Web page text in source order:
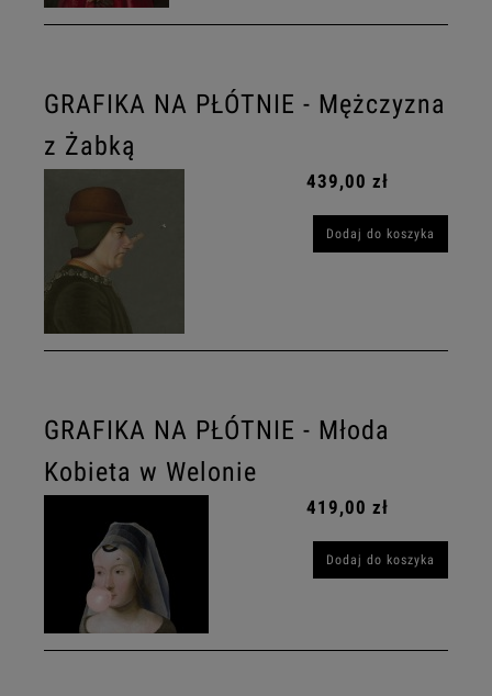
GRAFIKA NA PŁÓTNIE - Mężczyzna
z Żabką
439,00 zł
Dodaj do koszyka
GRAFIKA NA PŁÓTNIE - Młoda
Kobieta w Welonie
419,00 zł
Dodaj do koszyka